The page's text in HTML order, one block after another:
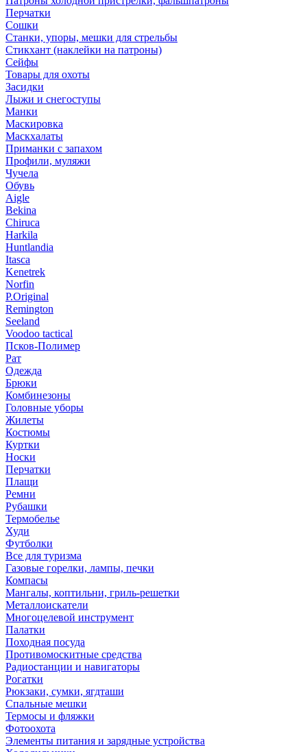
Перчатки
Сошки
Станки, упоры, мешки для стрельбы
Стикхант (наклейки на патроны)
Сейфы
Товары для охоты
Засидки
Лыжи и снегоступы
Манки
Маскировка
Маскхалаты
Приманки с запахом
Профили, муляжи
Чучела
Обувь
Aigle
Bekina
Chiruсa
Harkila
Huntlandia
Itasca
Kenetrek
Norfin
P.Original
Remington
Seeland
Voodoo tactical
Псков-Полимер
Рат
Одежда
Брюки
Комбинезоны
Головные уборы
Жилеты
Костюмы
Куртки
Носки
Перчатки
Плащи
Ремни
Рубашки
Термобелье
Худи
Футболки
Все для туризма
Газовые горелки, лампы, печки
Компасы
Мангалы, коптильни, гриль-решетки
Металлоискатели
Многоцелевой инструмент
Палатки
Походная посуда
Противомоскитные средства
Радиостанции и навигаторы
Рогатки
Рюкзаки, сумки, ягдташи
Спальные мешки
Термосы и фляжки
Фотоохота
Элементы питания и зарядные устройства